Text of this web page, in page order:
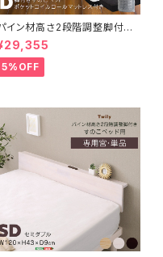
イン材高さ2段階調整脚付き
のこベッド ポケットコイルマッ
レスセット(ダブル) ASP-SR
M-D
5%OFF